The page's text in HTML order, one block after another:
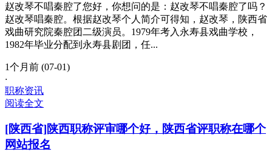
赵改琴不唱秦腔了您好，你想问的是：赵改琴不唱秦腔了吗？
赵改琴唱秦腔。根据赵改琴个人简介可得知，赵改琴，陕西省
戏曲研究院秦腔团二级演员。1979年考入永寿县戏曲学校，
1982年毕业分配到永寿县剧团，任...
1个月前 (07-01)
·
职称资讯
阅读全文
[陕西省]陕西职称评审哪个好，陕西省评职称在哪个
网站报名